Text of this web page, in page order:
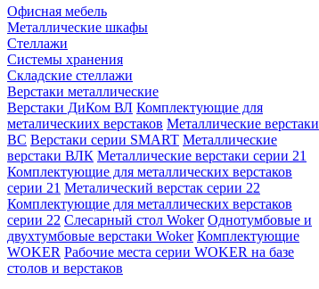
Офисная мебель
Металлические шкафы
Стеллажи
Системы хранения
Складские стеллажи
Верстаки металлические
Верстаки ДиКом ВЛ Комплектующие для
металическиих верстаков Металлические верстаки
ВС Верстаки серии SMART Металлические
верстаки ВЛК Металлические верстаки серии 21
Комплектующие для металлических верстаков
серии 21 Металический верстак серии 22
Комплектующие для металлических верстаков
серии 22 Слесарный стол Woker Однотумбовые и
двухтумбовые верстаки Woker Комплектующие
WOKER Рабочие места серии WOKER на базе
столов и верстаков